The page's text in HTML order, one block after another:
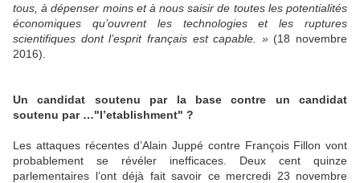
tous, à dépenser moins et à nous saisir de toutes les potentialités
économiques qu’ouvrent les technologies et les ruptures
scientifiques dont l’esprit français est capable. »(18 novembre
2016).
Un candidat soutenu par la base contre un candidat
soutenu par …"l’etablishment" ?
Les attaques récentes d’Alain Juppé contre François Fillon vont
probablement se révéler inefficaces. Deux cent quinze
parlementaires l’ont déjà fait savoir ce mercredi 23 novembre